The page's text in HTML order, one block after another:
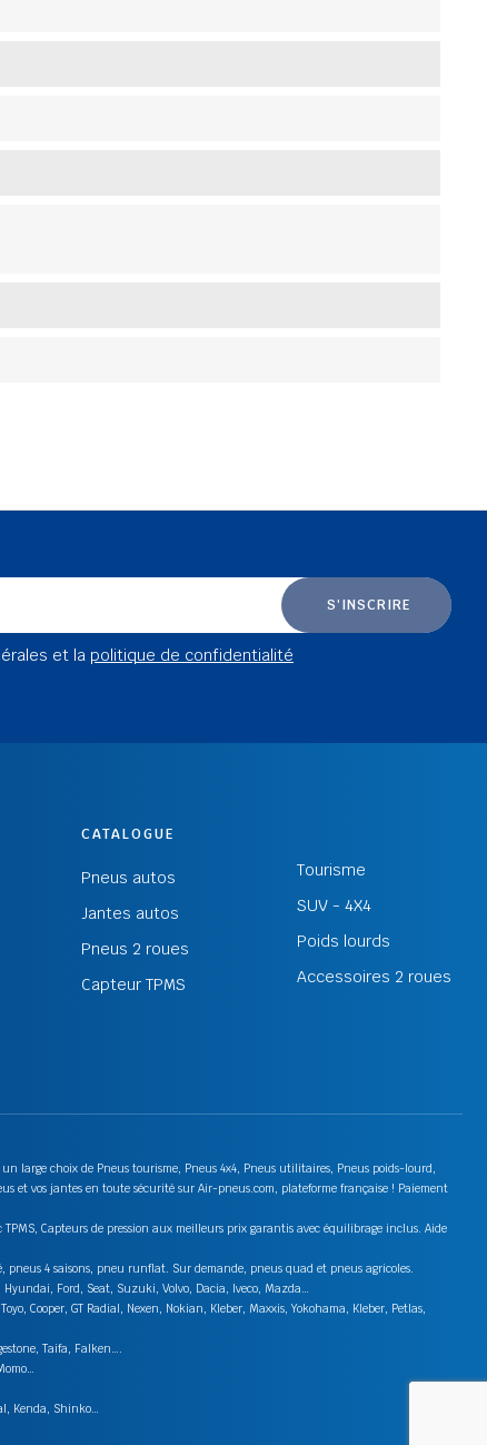
S'INSCRIRE
et la politique de confidentialité
CATALOGUE
Pneus autos
Jantes autos
Pneus 2 roues
Capteur TPMS
Tourisme
SUV - 4X4
Poids lourds
Accessoires 2 roues
large choix de Pneus tourisme, Pneus 4x4, Pneus utilitaires, Pneus poids-lourd,
et vos jantes en toute sécurité sur Air-pneus.com, plateforme française ! Paiement
Capteurs de pression aux meilleurs prix garantis avec équilibrage inclus. Aide
4 saisons, pneu runflat. Sur demande, pneus quad et pneus agricoles.
Hyundai, Ford, Seat, Suzuki, Volvo, Dacia, Iveco, Mazda…
Cooper, GT Radial, Nexen, Nokian, Kleber, Maxxis, Yokohama, Kleber, Petlas,
Taifa, Falken….
Kenda, Shinko…